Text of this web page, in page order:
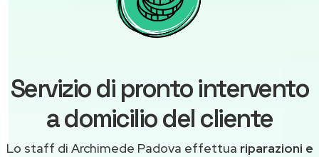
Servizio di pronto intervento
a domicilio del cliente
Lo staff di Archimede Padova effettua riparazioni e